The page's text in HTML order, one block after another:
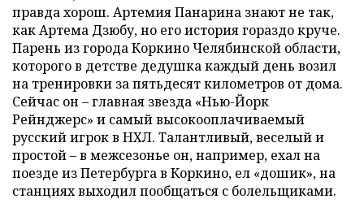
правда хорош. Артемия Панарина знают не так,
как Артема Дзюбу, но его история гораздо круче.
Парень из города Коркино Челябинской области,
которого в детстве дедушка каждый день возил
на тренировки за пятьдесят километров от дома.
Сейчас он – главная звезда «Нью-Йорк
Рейнджерс» и самый высокооплачиваемый
русский игрок в НХЛ. Талантливый, веселый и
простой – в межсезонье он, например, ехал на
поезде из Петербурга в Коркино, ел «дошик», на
станциях выходил пообщаться с болельщиками.